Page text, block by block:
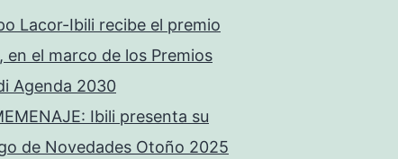
Lacor-Ibili recibe el premio
en el marco de los Premios
Agenda 2030
Ibili presenta su
de Novedades Otoño 2025